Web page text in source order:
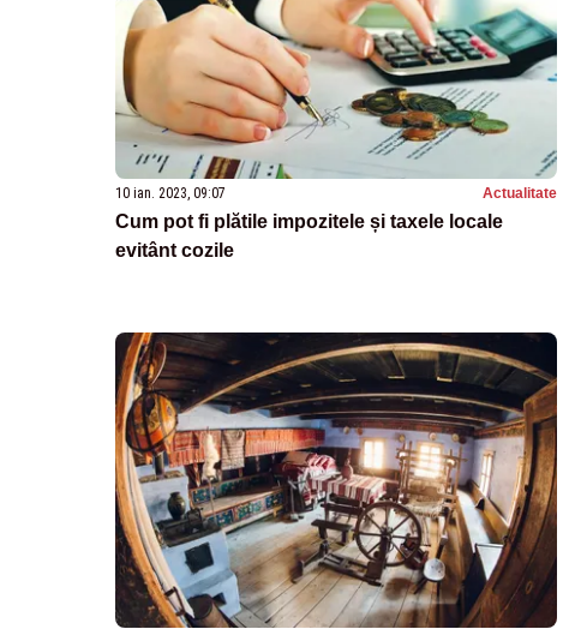
10 ian. 2023, 09:07 Actualitate
Cum pot fi plătile impozitele și taxele locale
evitânt cozile